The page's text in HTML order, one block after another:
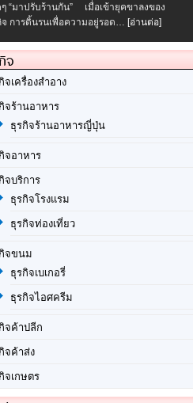
ๆ “มาปรับร้านกัน” เมื่อเข้ายุคขาลงของ
จ การดิ้นรนเพื่อความอยู่รอด… [อ่านต่อ]
จ
จเครื่องสำอาง
จร้านอาหาร
ธุรกิจร้านอาหารญี่ปุ่น
จอาหาร
จบริการ
ธุรกิจโรงแรม
ธุรกิจท่องเที่ยว
จขนม
ธุรกิจเบเกอรี่
ธุรกิจไอศครีม
จค้าปลีก
จค้าส่ง
จเกษตร